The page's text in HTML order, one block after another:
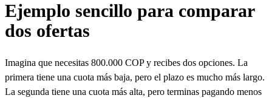
Ejemplo sencillo para comparar
dos ofertas
Imagina que necesitas 800.000 COP y recibes dos opciones. La
primera tiene una cuota más baja, pero el plazo es mucho más largo.
La segunda tiene una cuota más alta, pero terminas pagando menos